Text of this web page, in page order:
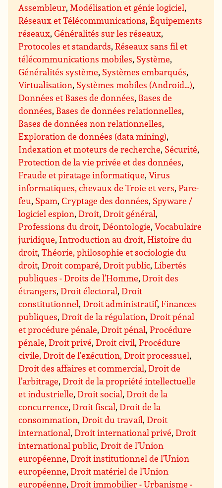
Assembleur, Modélisation et génie logiciel,
Réseaux et Télécommunications,Équipements
réseaux,Généralités sur les réseaux,
Protocoles et standards,Réseaux sans fil et
télécommunications mobiles, Système,
Généralités système, Systèmes embarqués,
Virtualisation, Systèmes mobiles (Android…),
Données et Bases de données, Bases de
données, Bases de données relationnelles,
Bases de données non relationnelles,
Exploration de données (data mining),
Indexation et moteurs de recherche, Sécurité,
Protection de la vie privée et des données,
Fraude et piratage informatique,Virus
informatiques, chevaux de Troie et vers,Pare-
feu, Spam,Cryptage des données, Spyware /
logiciel espion,Droit,Droit général,
Professions du droit,Déontologie,Vocabulaire
juridique, Introduction au droit,Histoire du
droit,Théorie, philosophie et sociologie du
droit,Droit comparé,Droit public,Libertés
publiques - Droits de l’Homme,Droit des
étrangers,Droit électoral,Droit
constitutionnel,Droit administratif,Finances
publiques,Droit de la régulation,Droit pénal
et procédure pénale,Droit pénal,Procédure
pénale,Droit privé,Droit civil,Procédure
civile, Droit de l’exécution, Droit processuel,
Droit des affaires et commercial,Droit de
l’arbitrage,Droit de la propriété intellectuelle
et industrielle,Droit social,Droit de la
concurrence,Droit fiscal,Droit de la
consommation,Droit du travail,Droit
international,Droit international privé,Droit
international public,Droit de l’Union
européenne,Droit institutionnel de l’Union
européenne,Droit matériel de l’Union
européenne,Droit immobilier - Urbanisme -